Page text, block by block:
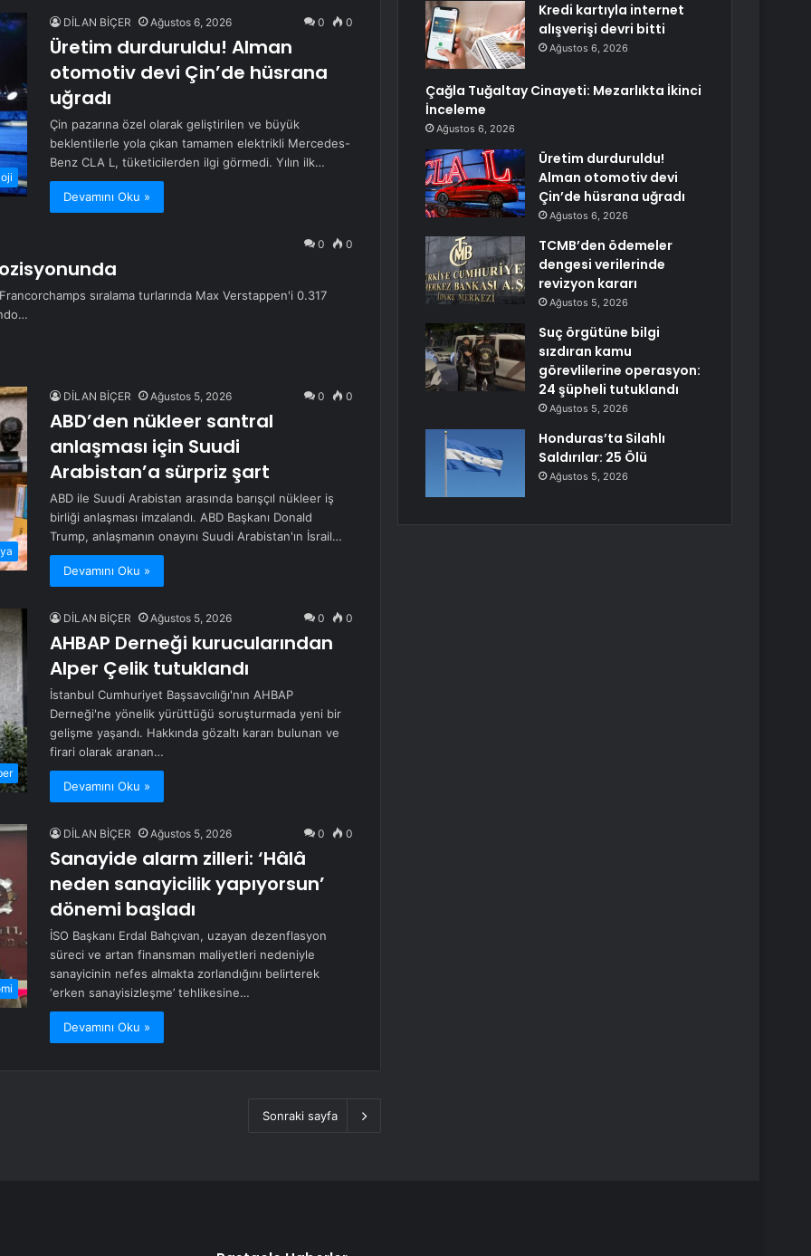
DİLAN BİÇER Ağustos 6, 2026 0 0
Üretim durduruldu! Alman
otomotiv devi Çin’de hüsrana
uğradı
Çin pazarına özel olarak geliştirilen ve büyük
beklentilerle yola çıkan tamamen elektrikli Mercedes-
Benz CLA L, tüketicilerden ilgi görmedi. Yılın ilk…
Devamını Oku »
0 0
sıralama turlarında Max Verstappen'i 0.317
DİLAN BİÇER Ağustos 5, 2026 0 0
ABD’den nükleer santral
anlaşması için Suudi
Arabistan’a sürpriz şart
ABD ile Suudi Arabistan arasında barışçıl nükleer iş
birliği anlaşması imzalandı. ABD Başkanı Donald
Trump, anlaşmanın onayını Suudi Arabistan'ın İsrail…
Devamını Oku »
DİLAN BİÇER Ağustos 5, 2026 0 0
AHBAP Derneği kurucularından
Alper Çelik tutuklandı
İstanbul Cumhuriyet Başsavcılığı'nın AHBAP
Derneği'ne yönelik yürüttüğü soruşturmada yeni bir
gelişme yaşandı. Hakkında gözaltı kararı bulunan ve
firari olarak aranan…
Devamını Oku »
DİLAN BİÇER Ağustos 5, 2026 0 0
Sanayide alarm zilleri: ‘Hâlâ
neden sanayicilik yapıyorsun’
dönemi başladı
İSO Başkanı Erdal Bahçıvan, uzayan dezenflasyon
süreci ve artan finansman maliyetleri nedeniyle
sanayicinin nefes almakta zorlandığını belirterek
‘erken sanayisizleşme’ tehlikesine…
Devamını Oku »
Sonraki sayfa
Kredi kartıyla internet
alışverişi devri bitti
Ağustos 6, 2026
Çağla Tuğaltay Cinayeti: Mezarlıkta İkinci
İnceleme
Ağustos 6, 2026
Üretim durduruldu!
Alman otomotiv devi
Çin’de hüsrana uğradı
Ağustos 6, 2026
TCMB’den ödemeler
dengesi verilerinde
revizyon kararı
Ağustos 5, 2026
Suç örgütüne bilgi
sızdıran kamu
görevlilerine operasyon:
24 şüpheli tutuklandı
Ağustos 5, 2026
Honduras’ta Silahlı
Saldırılar: 25 Ölü
Ağustos 5, 2026